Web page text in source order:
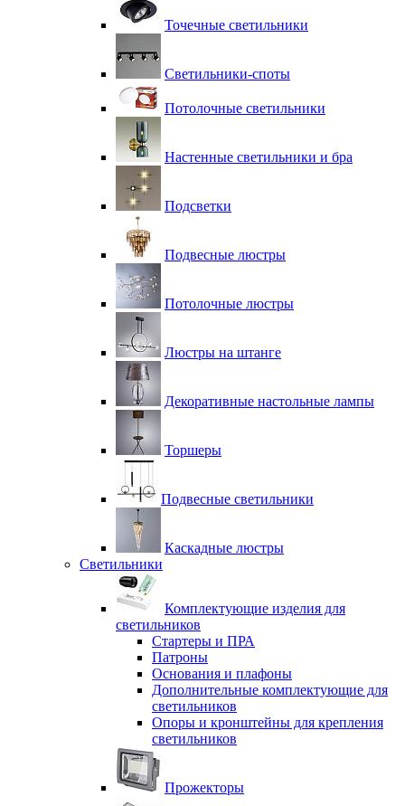
Точечные светильники
Светильники-споты
Потолочные светильники
Настенные светильники и бра
Подсветки
Подвесные люстры
Потолочные люстры
Люстры на штанге
Декоративные настольные лампы
Торшеры
Подвесные светильники
Каскадные люстры
Светильники
Комплектующие изделия для
светильников
Стартеры и ПРА
Патроны
Основания и плафоны
Дополнительные комплектующие для
светильников
Опоры и кронштейны для крепления
светильников
Прожекторы